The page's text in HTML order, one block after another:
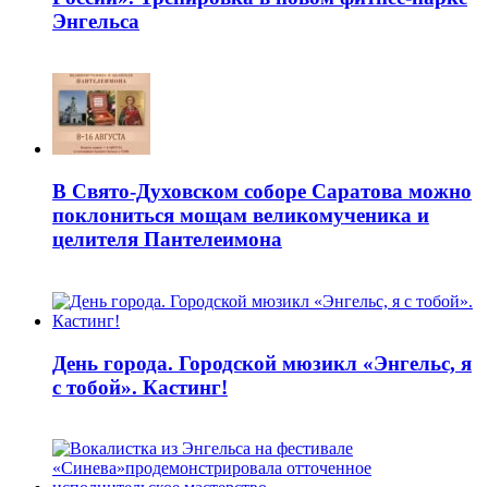
Энгельса
В Свято-Духовском соборе Саратова можно
поклониться мощам великомученика и
целителя Пантелеимона
День города. Городской мюзикл «Энгельс, я
с тобой». Кастинг!